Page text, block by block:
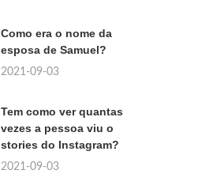
Como era o nome da
esposa de Samuel?
2021-09-03
Tem como ver quantas
vezes a pessoa viu o
stories do Instagram?
2021-09-03